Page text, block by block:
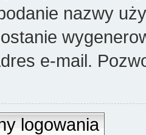
nazwy
e-mail.
logowania